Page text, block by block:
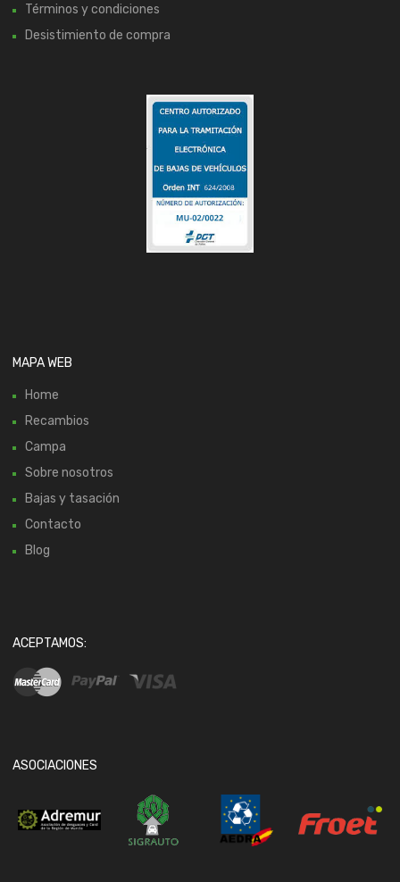
Términos y condiciones
Desistimiento de compra
MAPA WEB
Home
Recambios
Campa
Sobre nosotros
Bajas y tasación
Contacto
Blog
ACEPTAMOS:
ASOCIACIONES